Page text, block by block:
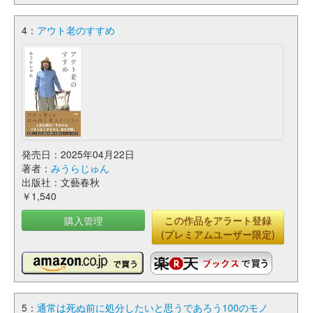
4： アウト老のすすめ
発売日：2025年04月22日
著者： みうらじゅん
出版社：文藝春秋
￥1,540
購入管理
この作品をアラート登録
(プレミアムユーザー限定)
5： 通常は死ぬ前に処分したいと思うであろう100のモノ